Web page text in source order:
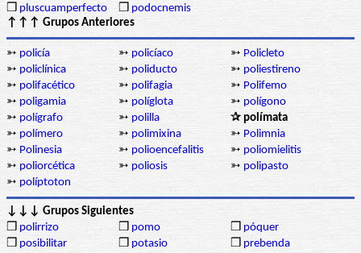
❒ pluscuamperfecto ❒ podocnemis
↑↑↑ Grupos Anteriores
➳ policía ➳ policíaco ➳ Policleto
➳ policlínica ➳ poliducto ➳ poliestireno
➳ polifacético ➳ polifagia ➳ Polifemo
➳ poligamia ➳ políglota ➳ polígono
➳ polígrafo ➳ polilla
✰ polímata
➳ polímero ➳ polimixina ➳ Polimnia
➳ Polinesia ➳ polioencefalitis ➳ poliomielitis
➳ poliorcética ➳ poliosis ➳ polipasto
➳ políptoton
↓↓↓ Grupos Siguientes
❒ polirrizo ❒ pomo ❒ póquer
❒ posibilitar ❒ potasio ❒ prebenda